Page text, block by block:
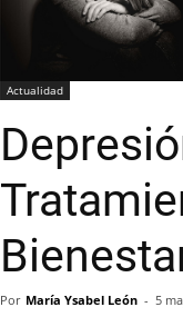
Actualidad
Por María Ysabel León - 5